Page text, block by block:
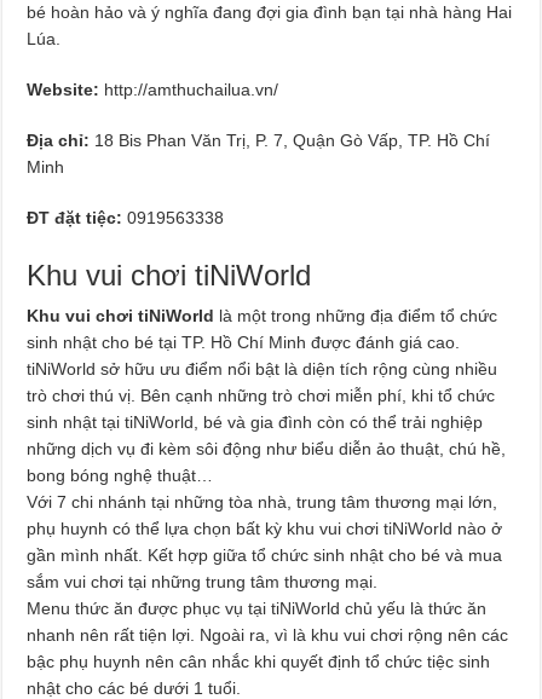
bé hoàn hảo và ý nghĩa đang đợi gia đình bạn tại nhà hàng Hai
Lúa.
Website: http://amthuchailua.vn/
Địa chỉ: 18 Bis Phan Văn Trị, P. 7, Quận Gò Vấp, TP. Hồ Chí
Minh
ĐT đặt tiệc:0919563338
Khu vui chơi tiNiWorld
Khu vui chơi tiNiWorld là một trong những địa điểm tổ chức
sinh nhật cho bé tại TP. Hồ Chí Minh được đánh giá cao.
tiNiWorld sở hữu ưu điểm nổi bật là diện tích rộng cùng nhiều
trò chơi thú vị. Bên cạnh những trò chơi miễn phí, khi tổ chức
sinh nhật tại tiNiWorld, bé và gia đình còn có thể trải nghiệp
những dịch vụ đi kèm sôi động như biểu diễn ảo thuật, chú hề,
bong bóng nghệ thuật…
Với 7 chi nhánh tại những tòa nhà, trung tâm thương mại lớn,
phụ huynh có thể lựa chọn bất kỳ khu vui chơi tiNiWorld nào ở
gần mình nhất. Kết hợp giữa tổ chức sinh nhật cho bé và mua
sắm vui chơi tại những trung tâm thương mại.
Menu thức ăn được phục vụ tại tiNiWorld chủ yếu là thức ăn
nhanh nên rất tiện lợi. Ngoài ra, vì là khu vui chơi rộng nên các
bậc phụ huynh nên cân nhắc khi quyết định tổ chức tiệc sinh
nhật cho các bé dưới 1 tuổi.